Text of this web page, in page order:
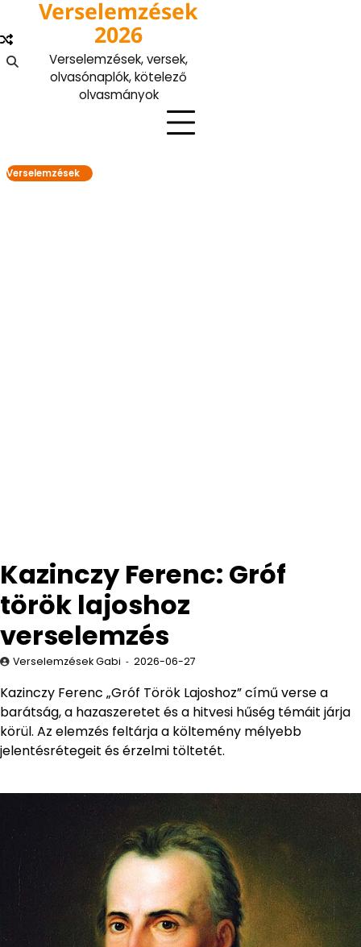
content
Verselemzések
2026
Verselemzések, versek,
olvasónaplók, kötelező
olvasmányok
Verselemzések
Kazinczy Ferenc: Gróf
török lajoshoz
verselemzés
Verselemzések Gabi 2026-06-27
Kazinczy Ferenc „Gróf Török Lajoshoz” című verse a
barátság, a hazaszeretet és a hitvesi hűség témáit járja
körül. Az elemzés feltárja a költemény mélyebb
jelentésrétegeit és érzelmi töltetét.